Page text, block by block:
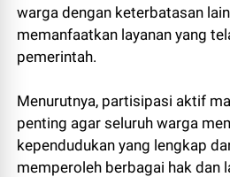
warga dengan keterbatasan
memanfaatkan layanan yang
pemerintah.
Menurutnya, partisipasi aktif
penting agar seluruh warga
kependudukan yang lengkap
memperoleh berbagai hak dan